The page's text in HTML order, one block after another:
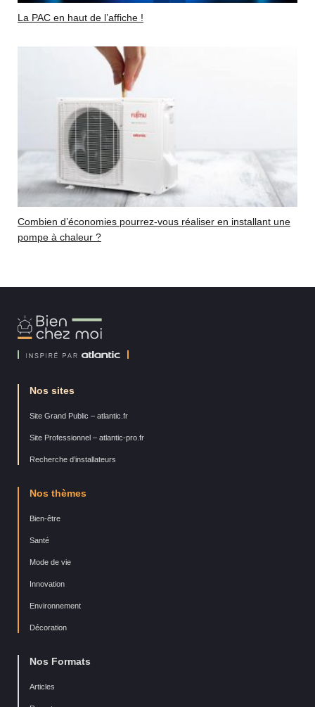
La PAC en haut de l’affiche !
Combien d’économies pourrez-vous réaliser en installant une
pompe à chaleur ?
Bien
Chez
Nos sites
Site Grand Public – atlantic.fr
Site Professionnel – atlantic-pro.fr
Recherche d’installateurs
Nos thèmes
Bien-être
Santé
Mode de vie
Innovation
Environnement
Décoration
Nos Formats
Articles